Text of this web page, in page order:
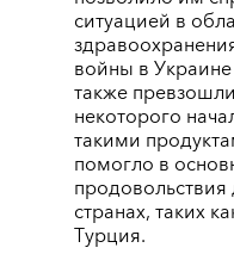
ситуацией в
войны в
также
некоторого
такими
помогло в
странах, таких
Турция.